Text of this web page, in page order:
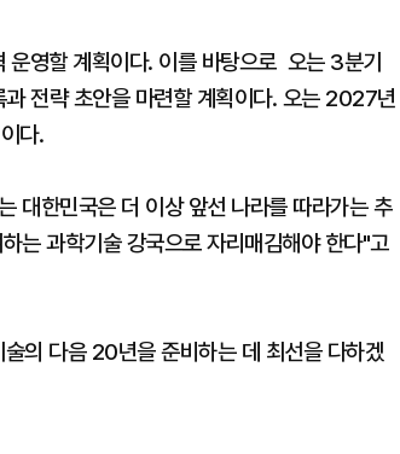
영할 계획이다. 이를 바탕으로 오는 3분기
전략 초안을 마련할 계획이다. 오는 2027년
다.
대한민국은 더 이상 앞선 나라를 따라가는 추
는 과학기술 강국으로 자리매김해야 한다"고
의 다음 20년을 준비하는 데 최선을 다하겠